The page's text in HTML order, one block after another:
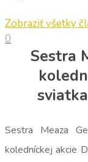
Zobraziť všetky
0
Sestra
Sestra Meaza
koledníckej akcie